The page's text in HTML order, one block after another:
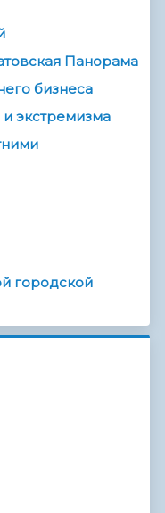
Панорама
бизнеса
экстремизма
городской